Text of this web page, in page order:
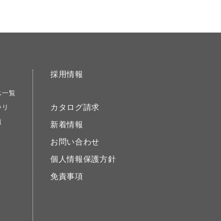
一覧
採用情報
カタログ請求
新着情報
お問い合わせ
個人情報保護方針
免責事項